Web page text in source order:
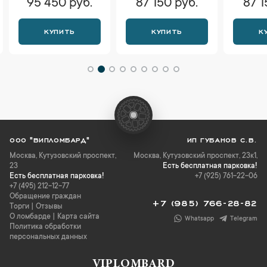
95 450 руб.
КУПИТЬ
87 150 руб.
КУПИТЬ
87
ООО "ВИПЛОМБАРД"
Москва, Кутузовский проспект,
23
Есть бесплатная парковка!
+7 (495) 212-12-77
Обращение граждан
Торги
Отзывы
О ломбарде
Карта сайта
Политика обработки
персональных данных
ИП ГУБАНОВ С.В.
Москва, Кутузовский проспект, 23к1,
Есть бесплатная парковка!
+7 (925) 761-22-06
+7 (985) 766-28-82
Whatsapp Telegram
VIPLOMBARD